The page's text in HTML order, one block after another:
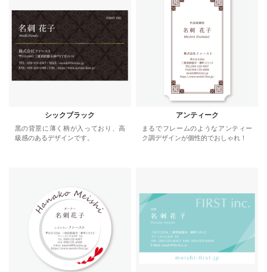
シックブラック
黒の背景に薄く柄が入っており、高
級感のあるデザインです。
アンティーク
まるでフレームのようなアンティー
ク調デザインが個性的でおしゃれ！